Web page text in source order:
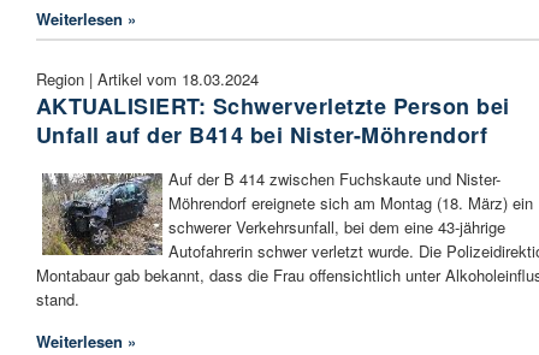
Weiterlesen »
Region | Artikel vom 18.03.2024
AKTUALISIERT: Schwerverletzte Person bei
Unfall auf der B414 bei Nister-Möhrendorf
Auf der B 414 zwischen Fuchskaute und Nister-
Möhrendorf ereignete sich am Montag (18. März) ein
schwerer Verkehrsunfall, bei dem eine 43-jährige
Autofahrerin schwer verletzt wurde. Die
Montabaur gab bekannt, dass die Frau offensichtlich unter
stand.
Weiterlesen »